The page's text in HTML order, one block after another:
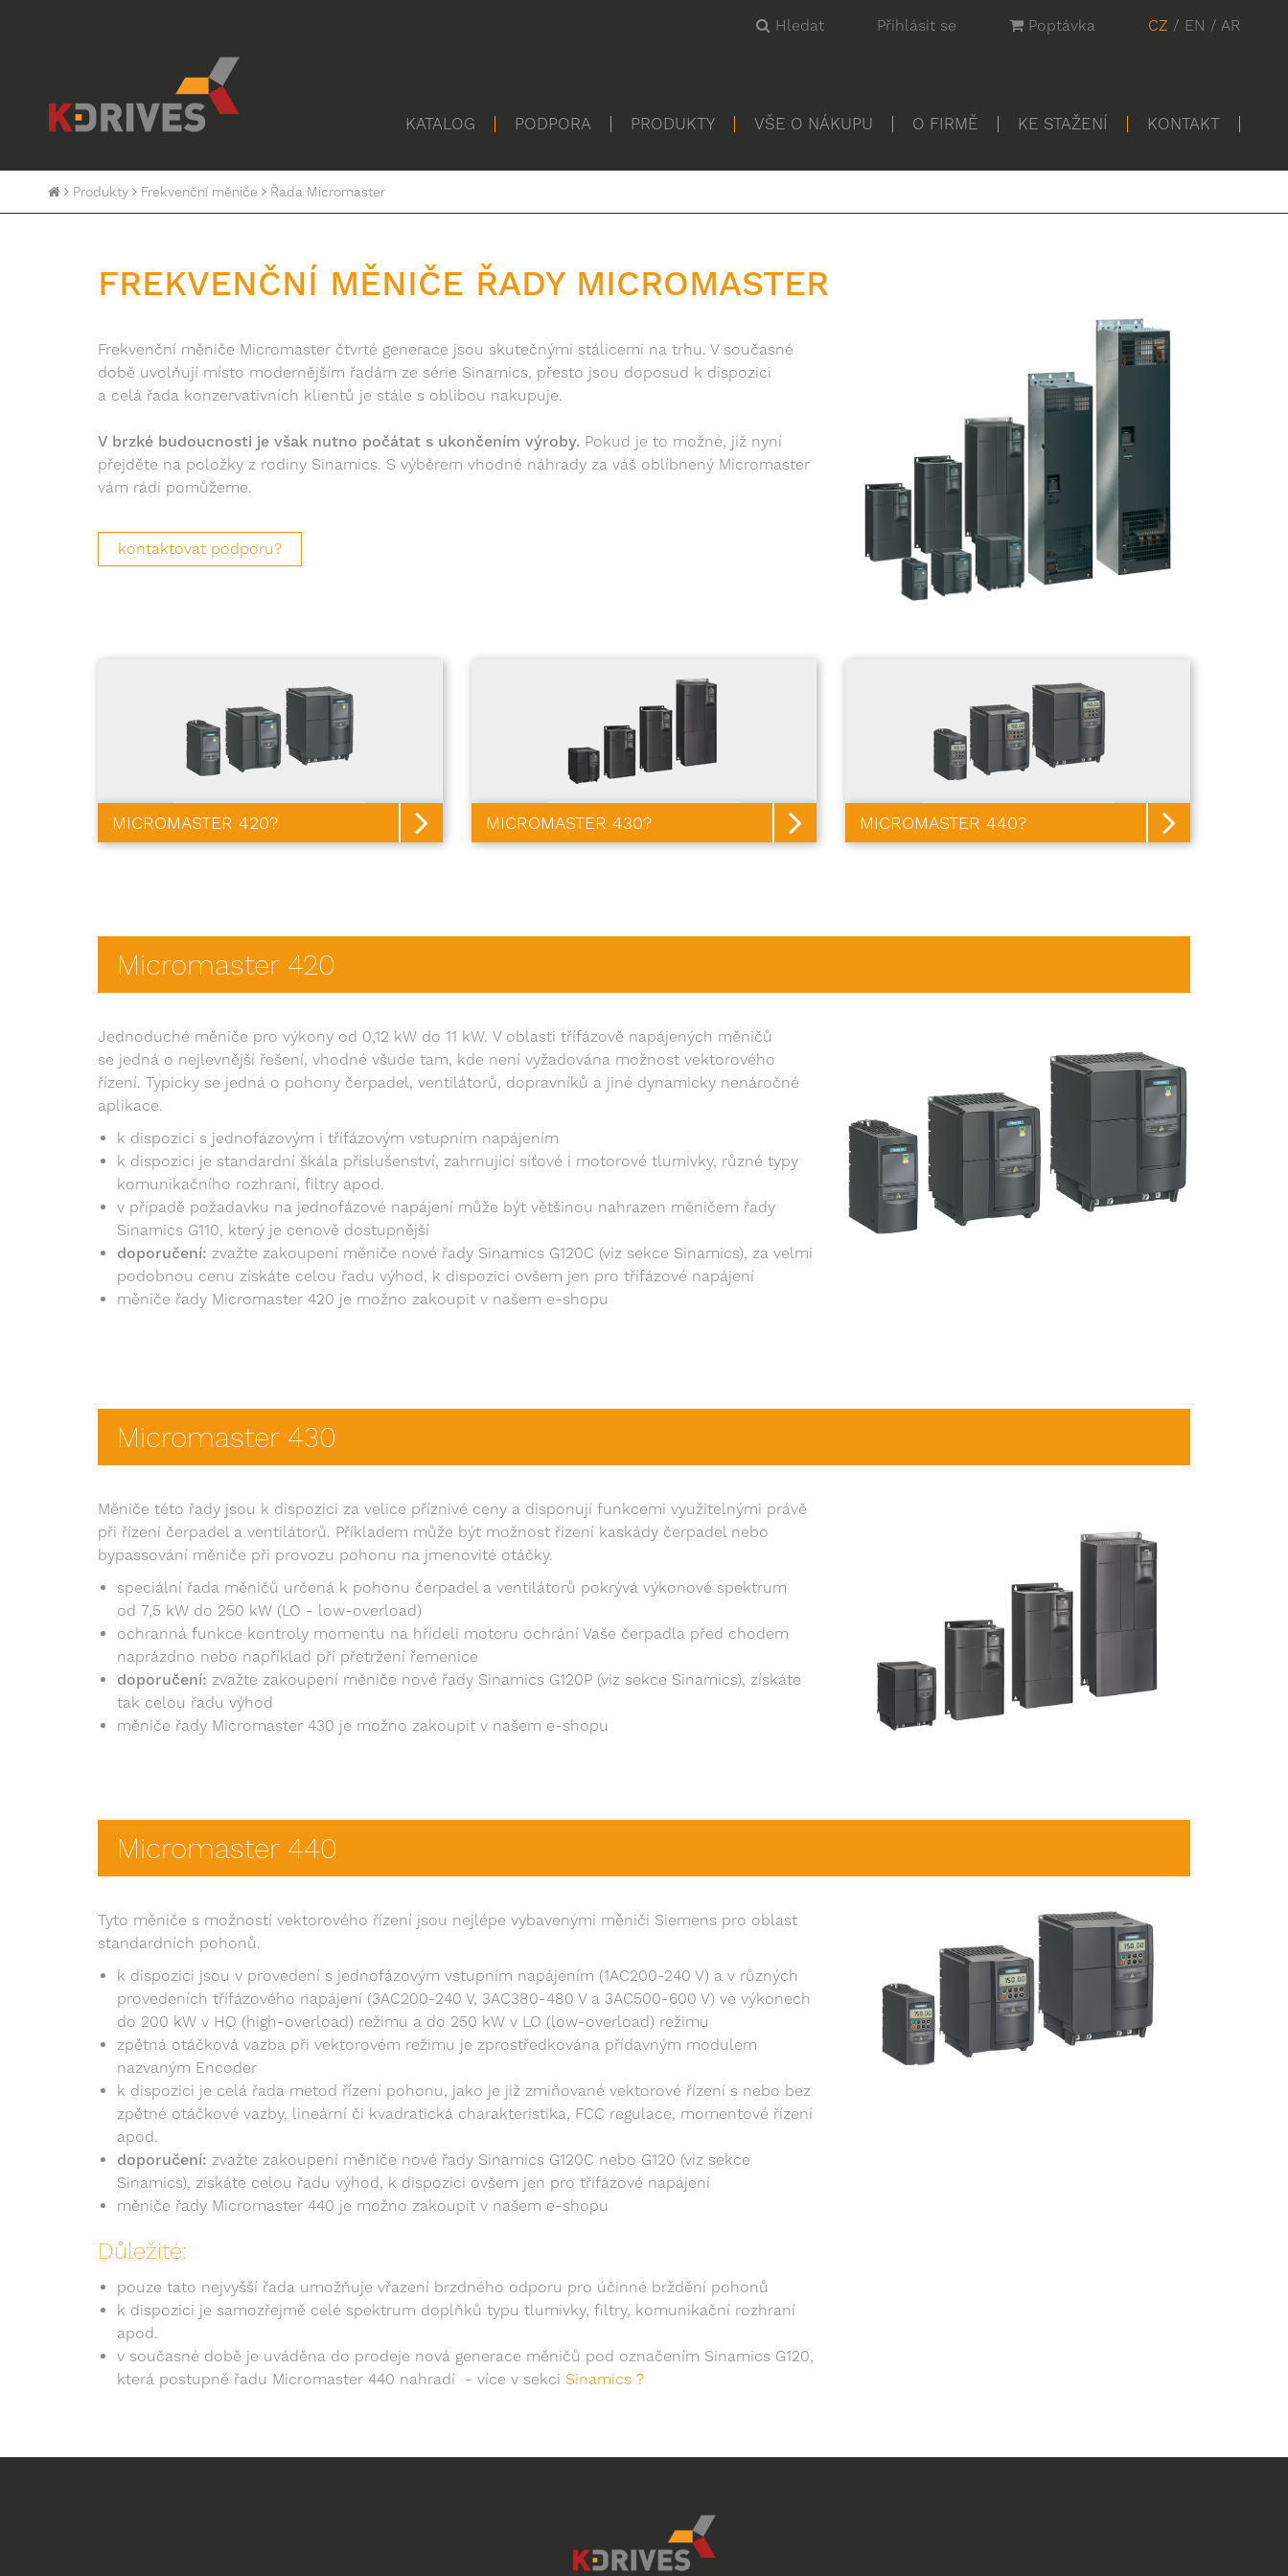
Hledat Přihlásit se Poptávka CZ / EN / AR
KATALOG PODPORA PRODUKTY VŠE O NÁKUPU O FIRMĚ KE STAŽENÍ KONTAKT
Produkty Frekvenční měniče Řada Micromaster
FREKVENČNÍ MĚNIČE ŘADY MICROMASTER
Frekvenční měniče Micromaster čtvrté generace jsou skutečnými stálicemi na trhu. V současné
době uvolňují místo modernějším řadám ze série Sinamics, přesto jsou doposud k dispozici
a celá řada konzervativních klientů je stále s oblibou nakupuje.
V brzké budoucnosti je však nutno počátat s ukončením výroby. Pokud je to možné, již nyní
přejděte na položky z rodiny Sinamics. S výběrem vhodné náhrady za váš oblíbnený Micromaster
vám rádi pomůžeme.
kontaktovat podporu?
MICROMASTER 420? MICROMASTER 430? MICROMASTER 440?
Micromaster 420
Jednoduché měniče pro výkony od 0,12 kW do 11 kW. V oblasti třífázově napájených měničů
se jedná o nejlevnější řešení, vhodné všude tam, kde není vyžadována možnost vektorového
řízení. Typicky se jedná o pohony čerpadel, ventilátorů, dopravníků a jiné dynamicky nenáročné
aplikace.
k dispozici s jednofázovým i třífázovým vstupním napájením
k dispozici je standardní škála příslušenství, zahrnující síťové i motorové tlumivky, různé typy
komunikačního rozhraní, filtry apod.
v případě požadavku na jednofázové napájení může být většinou nahrazen měničem řady
Sinamics G110, který je cenově dostupnější
doporučení: zvažte zakoupení měniče nové řady Sinamics G120C (viz sekce Sinamics), za velmi
podobnou cenu získáte celou řadu výhod, k dispozici ovšem jen pro třífázové napájení
měniče řady Micromaster 420 je možno zakoupit v našem e-shopu
Micromaster 430
Měniče této řady jsou k dispozici za velice příznivé ceny a disponují funkcemi využitelnými právě
při řízení čerpadel a ventilátorů. Příkladem může být možnost řízení kaskády čerpadel nebo
bypassování měniče při provozu pohonu na jmenovité otáčky.
speciální řada měničů určená k pohonu čerpadel a ventilátorů pokrývá výkonové spektrum
od 7,5 kW do 250 kW (LO - low-overload)
ochranná funkce kontroly momentu na hřídeli motoru ochrání Vaše čerpadla před chodem
naprázdno nebo například při přetržení řemenice
doporučení: zvažte zakoupení měniče nové řady Sinamics G120P (viz sekce Sinamics), získáte
tak celou řadu výhod
měniče řady Micromaster 430 je možno zakoupit v našem e-shopu
Micromaster 440
Tyto měniče s možností vektorového řízení jsou nejlépe vybavenými měniči Siemens pro oblast
standardních pohonů.
k dispozici jsou v provedení s jednofázovým vstupním napájením (1AC200-240 V) a v různých
provedeních třífázového napájení (3AC200-240 V, 3AC380-480 V a 3AC500-600 V) ve výkonech
do 200 kW v HO (high-overload) režimu a do 250 kW v LO (low-overload) režimu
zpětná otáčková vazba při vektorovém režimu je zprostředkována přídavným modulem
nazvaným Encoder
k dispozici je celá řada metod řízení pohonu, jako je již zmiňované vektorové řízení s nebo bez
zpětné otáčkové vazby, lineární či kvadratická charakteristika, FCC regulace, momentové řízení
apod.
doporučení: zvažte zakoupení měniče nové řady Sinamics G120C nebo G120 (viz sekce
Sinamics), získáte celou řadu výhod, k dispozici ovšem jen pro třífázové napájení
měniče řady Micromaster 440 je možno zakoupit v našem e-shopu
Důležité:
pouze tato nejvyšší řada umožňuje vřazení brzdného odporu pro účinné brždění pohonů
k dispozici je samozřejmě celé spektrum doplňků typu tlumivky, filtry, komunikační rozhraní
apod.
v současné době je uváděna do prodeje nová generace měničů pod označením Sinamics G120,
která postupně řadu Micromaster 440 nahradí - více v sekci Sinamics ?